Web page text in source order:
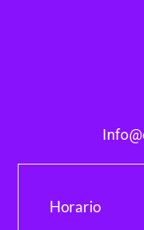
Horario